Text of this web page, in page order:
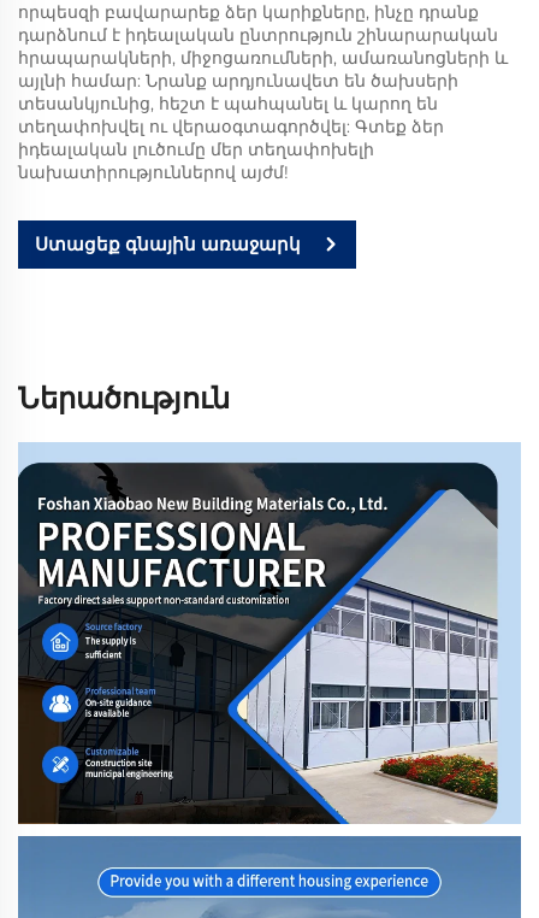
որպեսզի բավարարեք ձեր կարիքները, ինչը դրանք
դարձնում է իդեալական ընտրություն շինարարական
հրապարակների, միջոցառումների, ամառանոցների և
այլնի համար: Նրանք արդյունավետ են ծախսերի
տեսանկյունից, հեշտ է պահպանել և կարող են
տեղափոխվել ու վերաօգտագործվել: Գտեք ձեր
իդեալական լուծումը մեր տեղափոխելի
նախատիրություններով այժմ!
Ստացեք գնային առաջարկ
Ներածություն